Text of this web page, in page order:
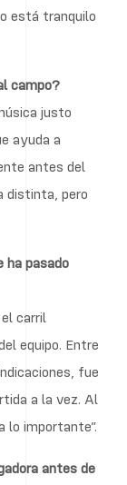
está tranquilo
campo?
justo
ayuda a
antes del
distinta, pero
ha pasado
carril
equipo. Entre
fue
a la vez. Al
lo importante”.
antes de